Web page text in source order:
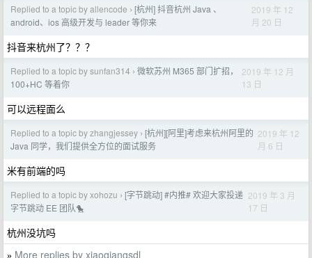
Replied to a topic by allencode › [杭州] 抖音杭州 Java 、
android、ios 高级开发与 leader 等你来
2019 年 12
月 20 日
抖音来杭州了？？？
Replied to a topic by sunfan314 › 微软苏州 M365 部门扩招，
100+HC 等着你
2019 年 12 月
13 日
可以远程面么
Replied to a topic by zhangjessey › [杭州][阿里]考虑来杭州阿里的
Java 同学，我们提供全方位的面试服务
2019 年 12
月 6 日
米有前端的吗
Replied to a topic by xohozu › [字节跳动] #内推# 欢迎大家投递
字节跳动 EE 团队🐤
2019 年 3 月
17 日
杭州没坑吗
» More replies by xiaoqiangsdl